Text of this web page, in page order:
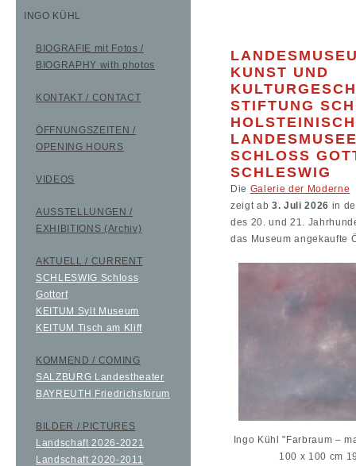
INGO KÜHL
BIOGRAFIE mit Fotos /
BIOGRAPHY with photos
KONTAKT / CONTACT
ÖFFNUNGSZEITEN /
OPENING HOURS
VIDEOS
AUSSTELLUNGEN /
EXHIBITIONS (Archiv)
AKTUELL / CURRENT
SCHLESWIG Schloss
Gottorf
KEITUM Sylt Museum
KEITUM Tisch am Kliff
KOMMEND / COMING
SALZBURG Landestheater
BAYREUTH Friedrichsforum
BILDER / PICTURES
Landschaft 2026-2021
Landschaft 2020-2011
KUNST UND
STIFTUNG
SCHLOSS
SCHLESWIG
Die Galerie der Moderne
zeigt ab 3. Juli 2026 in
des 20. und 21.
das Museum angekaufte
Ingo Kühl "Farbraum –
100 x 100 cm